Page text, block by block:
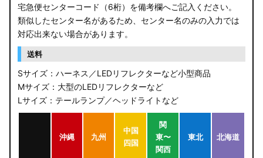
宅急便センターコード（6桁）を備考欄へご記入ください。
類似したセンター名があるため、センター名のみの入力では
対応出来ない場合があります。
送料
Sサイズ：ハーネス／LEDリフレクターなど小型商品
Mサイズ：大型のLEDリフレクターなど
Lサイズ：テールランプ／ヘッドライトなど
沖縄 九州
中国
四国
関
東〜
関西
東北 北海道